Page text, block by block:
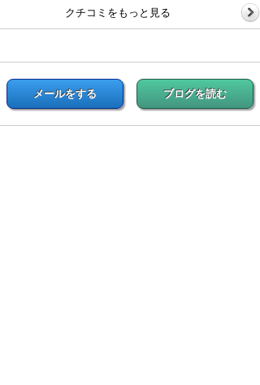
クチコミをもっと見る
メールをする ブログを読む